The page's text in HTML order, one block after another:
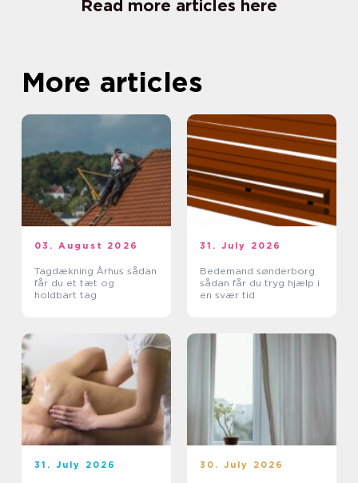
Read more articles here
More articles
03. August 2026
Tagdækning Århus sådan
får du et tæt og
holdbart tag
31. July 2026
Bedemand sønderborg
sådan får du tryg hjælp i
en svær tid
31. July 2026 30. July 2026